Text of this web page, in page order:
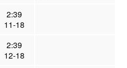
2:39
11-18
2:39
12-18